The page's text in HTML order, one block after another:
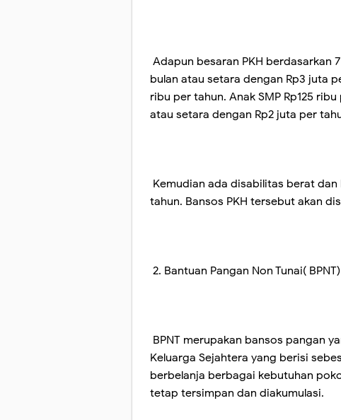
Adapun besaran PKH berdasarkan
bulan atau setara dengan Rp3 juta
ribu per tahun. Anak SMP Rp125
atau setara dengan Rp2 juta per
Kemudian ada disabilitas berat
tahun. Bansos PKH tersebut akan
2. Bantuan Pangan Non Tunai( BPNT)
BPNT merupakan bansos pangan
Keluarga Sejahtera yang berisi
berbelanja berbagai kebutuhan
tetap tersimpan dan diakumulasi.